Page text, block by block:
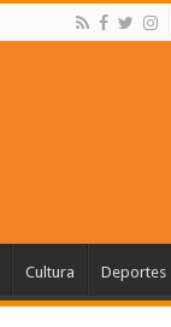
Cultura Deportes